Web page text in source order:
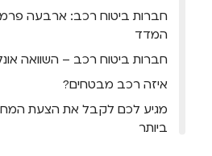
חברות ביטוח רכב: ארבעה
המדד
חברות ביטוח רכב – השוואה
איזה רכב מבטחים?
מגיע לכם לקבל את הצעת
ביותר